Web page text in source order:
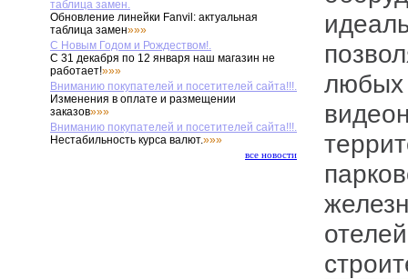
таблица замен.
Обновление линейки Fanvil: актуальная
таблица замен»»»
С Новым Годом и Рождеством!.
С 31 декабря по 12 января наш магазин не
работает!»»»
Вниманию покупателей и посетителей сайта!!!.
Изменения в оплате и размещении
заказов»»»
Вниманию покупателей и посетителей сайта!!!.
Нестабильность курса валют.»»»
все новости
любых